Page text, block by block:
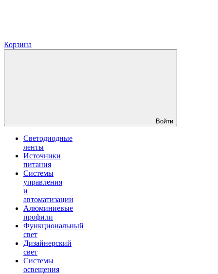
Корзина
Войти
Светодиодные
ленты
Источники
питания
Системы
управления
и
автоматизации
Алюминиевые
профили
Функциональный
свет
Дизайнерский
свет
Системы
освещения